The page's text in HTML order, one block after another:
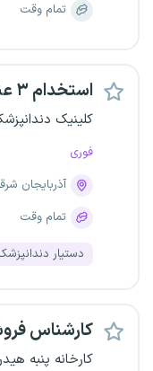
تمام وقت
استخدام ۳ عنوان شغلی
کلینیک‌
فوری
آذربایجان
تمام وقت
دستیار
کارشناس
کارخانه پنبه